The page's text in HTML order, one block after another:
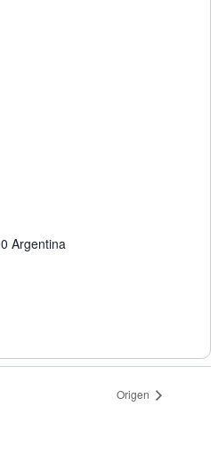
Argentina
Origen